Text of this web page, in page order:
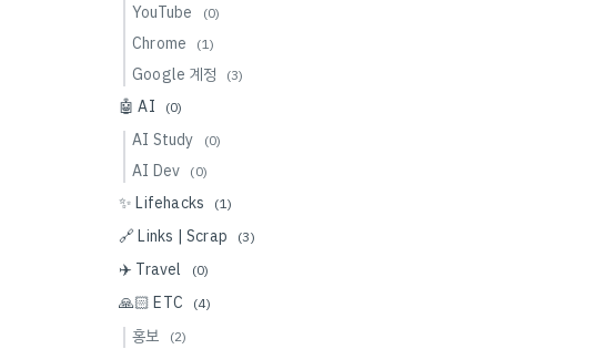
YouTube (0)
Chrome (1)
Google 계정 (3)
🤖 AI (0)
AI Study (0)
AI Dev (0)
✨ Lifehacks (1)
🔗 Links | Scrap (3)
✈️ Travel (0)
🙏🏻 ETC (4)
홍보 (2)